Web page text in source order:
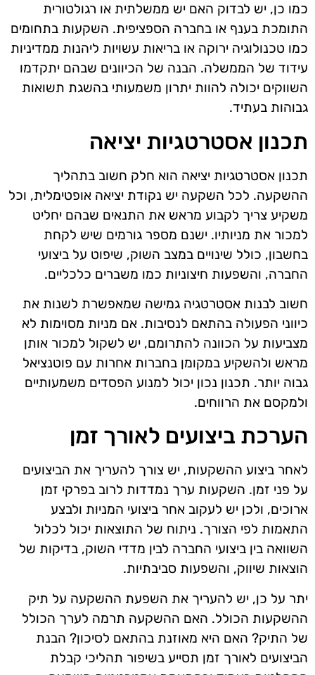
כמו כן, יש לבדוק האם יש ממשלתית או רגולטורית
התומכת בענף או בחברה הספציפית. השקעות בתחומים
כמו טכנולוגיה ירוקה או בריאות עשויות ליהנות ממדיניות
עידוד של הממשלה. הבנה של הכיוונים שבהם יתקדמו
השווקים יכולה להוות יתרון משמעותי בהשגת תשואות
גבוהות בעתיד.
תכנון אסטרטגיות יציאה
תכנון אסטרטגיות יציאה הוא חלק חשוב בתהליך
ההשקעה. לכל השקעה יש נקודת יציאה אופטימלית, וכל
משקיע צריך לקבוע מראש את התנאים שבהם יחליט
למכור את מניותיו. ישנם מספר גורמים שיש לקחת
בחשבון, כולל שינויים במצב השוק, שיפוט על ביצועי
החברה, והשפעות חיצוניות כמו משברים כלכליים.
חשוב לבנות אסטרטגיה גמישה שמאפשרת לשנות את
כיווני הפעולה בהתאם לנסיבות. אם מניות מסוימות לא
מצביעות על הכוונה להתרומם, יש לשקול למכור אותן
מראש ולהשקיע במקומן בחברות אחרות עם פוטנציאל
גבוה יותר. תכנון נכון יכול למנוע הפסדים משמעותיים
ולמקסם את הרווחים.
הערכת ביצועים לאורך זמן
לאחר ביצוע ההשקעות, יש צורך להעריך את הביצועים
על פני זמן. השקעות ערך נמדדות לרוב בפרקי זמן
ארוכים, ולכן יש לעקוב אחר ביצועי המניות ולבצע
התאמות לפי הצורך. ניתוח של התוצאות יכול לכלול
השוואה בין ביצועי החברה לבין מדדי השוק, בדיקות של
הוצאות שיווק, והשפעות סביבתיות.
יתר על כן, יש להעריך את השפעת ההשקעה על תיק
ההשקעות הכולל. האם ההשקעה תרמה לערך הכולל
של התיק? האם היא מאוזנת בהתאם לסיכון? הבנת
הביצועים לאורך זמן תסייע בשיפור תהליכי קבלת